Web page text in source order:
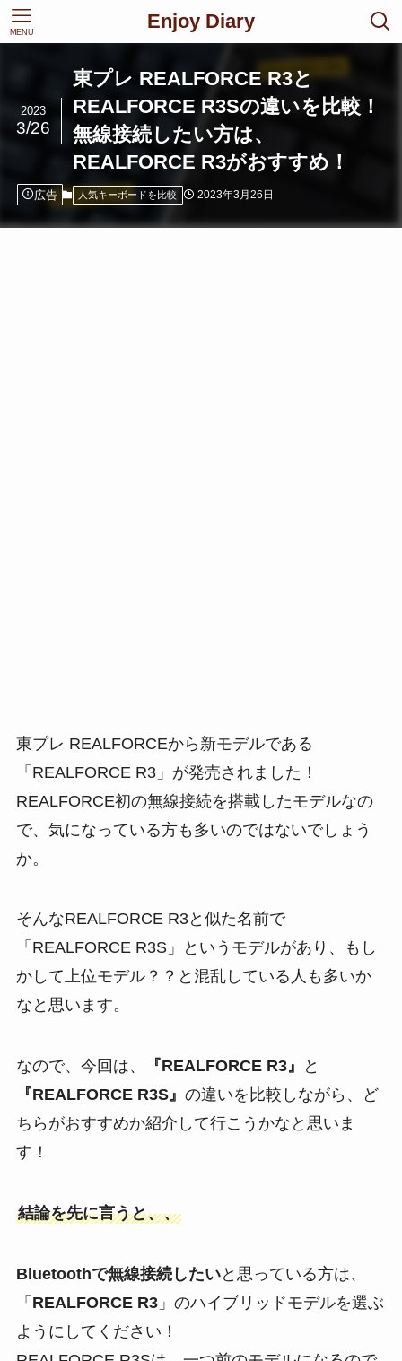
Enjoy Diary
MENU
東プレ REALFORCE R3と
REALFORCE R3Sの違いを比較！
無線接続したい方は、
REALFORCE R3がおすすめ！
2023
3/26
広告 人気キーボードを比較 2023年3月26日
東プレ REALFORCEから新モデルである
「REALFORCE R3」が発売されました！
REALFORCE初の無線接続を搭載したモデルなの
で、気になっている方も多いのではないでしょう
か。
そんなREALFORCE R3と似た名前で
「REALFORCE R3S」というモデルがあり、もし
かして上位モデル？？と混乱している人も多いか
なと思います。
なので、今回は、 『REALFORCE R3』
と
『REALFORCE R3S』 の違いを比較しながら、ど
ちらがおすすめか紹介して行こうかなと思いま
す！
結論を先に言うと、、
Bluetoothで無線接続したいと思っている方は、
「 REALFORCE R3」のハイブリッドモデルを選ぶ
ようにしてください！